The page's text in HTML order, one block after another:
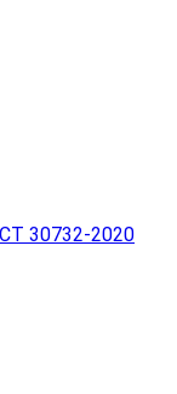
30732-2020